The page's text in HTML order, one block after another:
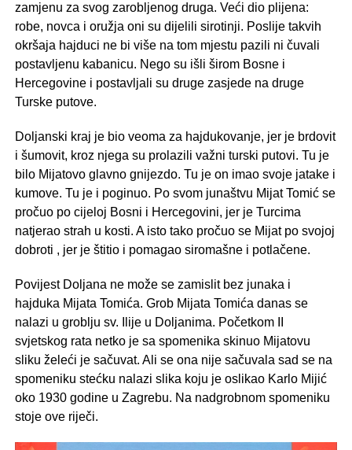
zamjenu za svog zarobljenog druga. Veći dio plijena:
robe, novca i oružja oni su dijelili sirotinji. Poslije takvih
okršaja hajduci ne bi više na tom mjestu pazili ni čuvali
postavljenu kabanicu. Nego su išli širom Bosne i
Hercegovine i postavljali su druge zasjede na druge
Turske putove.
Doljanski kraj je bio veoma za hajdukovanje, jer je brdovit
i šumovit, kroz njega su prolazili važni turski putovi. Tu je
bilo Mijatovo glavno gnijezdo. Tu je on imao svoje jatake i
kumove. Tu je i poginuo. Po svom junaštvu Mijat Tomić se
pročuo po cijeloj Bosni i Hercegovini, jer je Turcima
natjerao strah u kosti. A isto tako pročuo se Mijat po svojoj
dobroti , jer je štitio i pomagao siromašne i potlačene.
Povijest Doljana ne može se zamislit bez junaka i
hajduka Mijata Tomića. Grob Mijata Tomića danas se
nalazi u groblju sv. Ilije u Doljanima. Početkom II
svjetskog rata netko je sa spomenika skinuo Mijatovu
sliku želeći je sačuvat. Ali se ona nije sačuvala sad se na
spomeniku stećku nalazi slika koju je oslikao Karlo Mijić
oko 1930 godine u Zagrebu. Na nadgrobnom spomeniku
stoje ove riječi.